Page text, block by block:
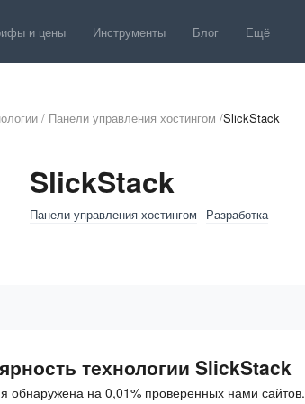
и цены Инструменты Блог Ещё
/ Панели управления хостингом /SlickStack
SlickStack
Панели управления хостингом Разработка
технологии SlickStack
обнаружена на 0,01% проверенных нами сайтов.